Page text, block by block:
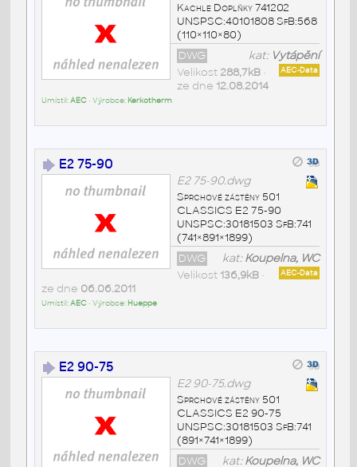
Kachle Doplňky 741202
UNSPSC:40101808 SfB:568
(110×110×80)
kat: Vytápění
DWG
AEC-Data
Velikost 288,7kB•
ze dne 12.08.2014
Umístil:AEC• Výrobce: Kerkotherm
E2 75-90
E2 75-90.dwg
Sprchové zástěny 501
CLASSICS E2 75-90
UNSPSC:30181503 SfB:741
(741×891×1899)
kat:Koupelna, WC
DWG
AEC-Data
Velikost 136,9kB•
ze dne 06.06.2011
Umístil:AEC• Výrobce: Hueppe
E2 90-75
E2 90-75.dwg
Sprchové zástěny 501
CLASSICS E2 90-75
UNSPSC:30181503 SfB:741
(891×741×1899)
kat:Koupelna, WC
DWG